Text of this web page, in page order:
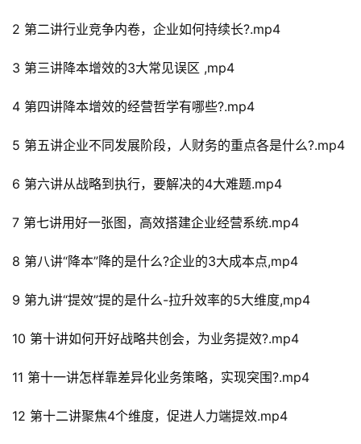
2 第二讲行业竞争内卷，企业如何持续长?.mp4
3 第三讲降本增效的3大常见误区 ,mp4
4 第四讲降本增效的经营哲学有哪些?.mp4
5 第五讲企业不同发展阶段，人财务的重点各是什么?.mp4
6 第六讲从战略到执行，要解决的4大难题.mp4
7 第七讲用好一张图，高效搭建企业经营系统.mp4
8 第八讲“降本”降的是什么?企业的3大成本点,mp4
9 第九讲“提效”提的是什么-拉升效率的5大维度,mp4
10 第十讲如何开好战略共创会，为业务提效?.mp4
11 第十一讲怎样靠差异化业务策略，实现突围?.mp4
12 第十二讲聚焦4个维度，促进人力端提效.mp4